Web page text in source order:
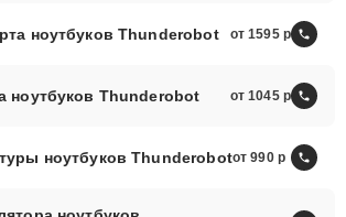
ноутбуков Thunderobot от 1595
ноутбуков Thunderobot от 1045
ноутбуков Thunderobotот 990